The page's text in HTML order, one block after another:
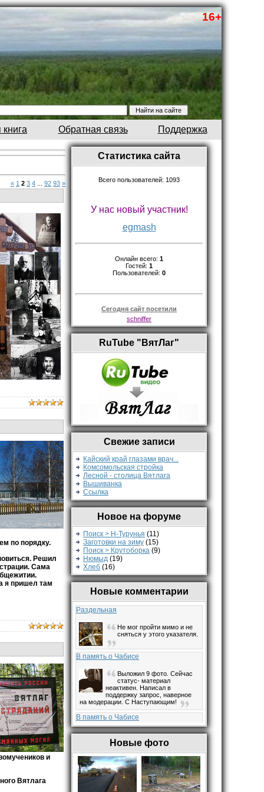
16+
книга Обратная связь Поддержка
« 1 2 3 4 92 93 »
по порядку.
Решил
Сама
я пришел там
и
Вятлага
Статистика сайта
Всего пользователей: 1093
У нас новый участник!
egmash
Онлайн всего: 1
Гостей: 1
Пользователей: 0
Сегодня сайт посетили
schniffer
RuTube "ВятЛаг"
Свежие записи
Кайский край глазами врач...
Комсомольская стройка
Лесной - столица Вятлага
Вышиванка
Ссылка
Новое на форуме
Поиск > Н-Турунья (11)
Заготовки на зиму (15)
Поиск > Крутоборка (9)
Нюмыд (19)
Хлеб (16)
Новые комментарии
Раздельная
Не мог пройти мимо и не
сняться у этого указателя.
В память о Чабисе
Выложил 9 фото. Сейчас
статус- материал
неактивен. Написал в
поддержку запрос, наверное
на модерации. С Наступающим!
В память о Чабисе
Ждём
В память о Чабисе
Добрый вечер всем. Я был
в Чабисе с 1967 по 1970
год. Мама со мной приехала к
Новые фото